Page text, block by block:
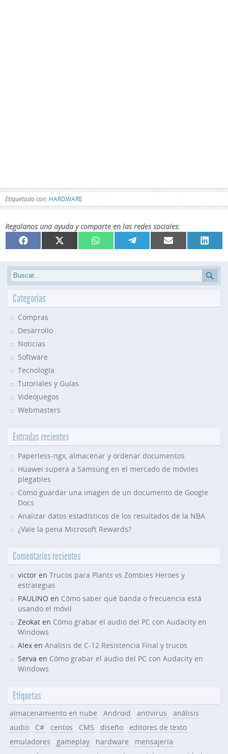
Etiquetado con: HARDWARE
Regalanos una ayuda y comparte en las redes sociales:
Compartir
en
Facebook Compartir
en
X
(Twitter)
Compartir
en
WhatsApp Compartir
en
Compartir
en
Email
en
Categorías
Compras
Desarrollo
Noticias
Software
Tecnología
Tutoriales y Guías
Videojuegos
Webmasters
Entradas recientes
Paperless-ngx, almacenar y ordenar documentos
Huawei supera a Samsung en el mercado de móviles
plegables
Como guardar una imagen de un documento de Google
Docs
Analizar datos estadísticos de los resultados de la NBA
¿Vale la pena Microsoft Rewards?
Comentarios recientes
victor en Trucos para Plants vs Zombies Heroes y
estrategias
PAULINO en Cómo saber qué banda o frecuencia está
usando el móvil
Zeokat en Cómo grabar el audio del PC con Audacity en
Windows
Alex en Analisis de C-12 Resistencia Final y trucos
Serva en Cómo grabar el audio del PC con Audacity en
Windows
Etiquetas
almacenamiento en nube Android antivirus
análisis
audio
C# centos CMS diseño
editores de texto
emuladores
gameplay hardware
mensajería